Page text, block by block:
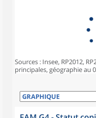
Sources : Insee, RP2012,
principales, géographie au